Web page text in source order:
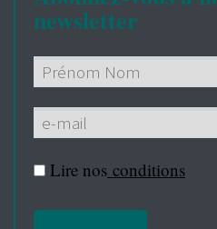
newsletter
Lire nos conditions